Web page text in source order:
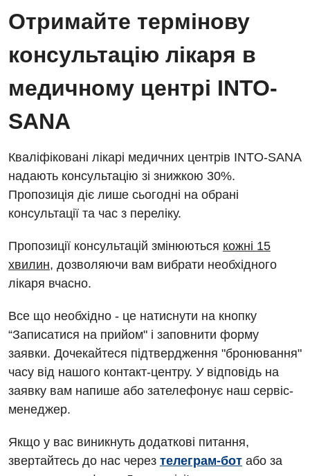
Енциклопедія
Відео
Діагностичне відділення
Інструментальна діагностика
Комп’ютерна томографія
Магнітно-резонансна томографія
Мамографія
Нейросонографія
Рентгенографія
Для дорослих
Алергологія, імунологія
Андрологія
Вакцинація
Відділення інтенсивної терапії
Відділення кардіосудинної патології та неврології
Відділення кардіосудинної патології та неврології
Відділення невідкладних станів
Відділення інтенсивної терапії
Гінекологічне відділення
Діагностичне відділення
Ендоскопічне відділення
Онкологічне відділлення
Офтальмологічне відділення
Педіатричне відділення
Травматологічне відділення
Урологічне відділення
Хірургічне відділення
Швидка медична допомога
Лікування гострого інфаркту
Національний скринінг здоров’я 40+
Українська
Російська
Отримайте термінову
консультацію лікаря в
медичному центрі INTO-
SANA
Кваліфіковані лікарі медичних центрів INTO-SANA
надають консультацію зі знижкою 30%.
Пропозиція діє лише сьогодні на обрані
консультації та час з переліку.
Пропозиції консультацій змінюються кожні 15
хвилин, дозволяючи вам вибрати необхідного
лікаря вчасно.
Все що необхідно - це натиснути на кнопку
“Записатися на прийом" і заповнити форму
заявки. Дочекайтеся підтвердження "бронювання"
часу від нашого контакт-центру. У відповідь на
заявку вам напише або зателефонує наш сервіс-
менеджер.
Якщо у вас виникнуть додаткові питання,
звертайтесь до нас через телеграм-бот або за